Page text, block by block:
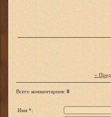
«
Всего комментариев: 0
Имя *: